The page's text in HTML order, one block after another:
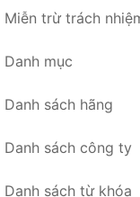
Miễn trừ trách
Danh mục
Danh sách hãng
Danh sách công ty
Danh sách từ khóa